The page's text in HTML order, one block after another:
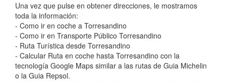
Una vez que pulse en obtener direcciones, le mostramos
toda la información:
- Como ir en coche a Torresandino
- Como ir en Transporte Público Torresandino
- Ruta Turística desde Torresandino
- Calcular Ruta en coche hasta Torresandino con la
tecnología Google Maps similar a las rutas de Guia Michelin
o la Guia Repsol.